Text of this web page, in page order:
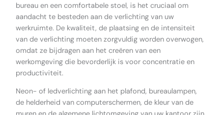
bureau en een comfortabele stoel, is het cruciaal om
aandacht te besteden aan de verlichting van uw
werkruimte. De kwaliteit, de plaatsing en de intensiteit
van de verlichting moeten zorgvuldig worden overwogen,
omdat ze bijdragen aan het creëren van een
werkomgeving die bevorderlijk is voor concentratie en
productiviteit.
Neon- of ledverlichting aan het plafond, bureaulampen,
de helderheid van computerschermen, de kleur van de